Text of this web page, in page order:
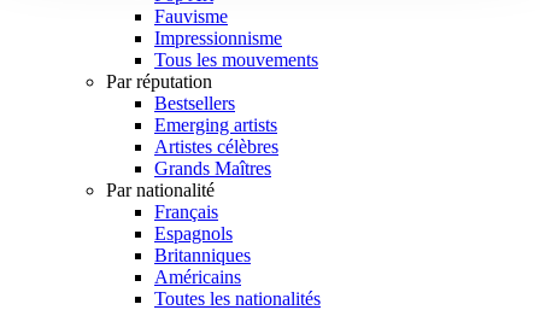
Fauvisme
Impressionnisme
Tous les mouvements
Par réputation
Bestsellers
Emerging artists
Artistes célèbres
Grands Maîtres
Par nationalité
Français
Espagnols
Britanniques
Américains
Toutes les nationalités